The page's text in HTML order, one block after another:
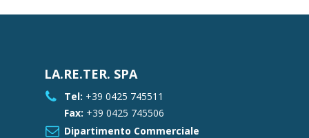
LA.RE.TER. SPA
Tel: +39 0425 745511
Fax: +39 0425 745506
Dipartimento Commerciale